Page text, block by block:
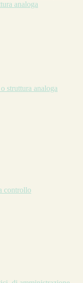
analoga
struttura analoga
controllo